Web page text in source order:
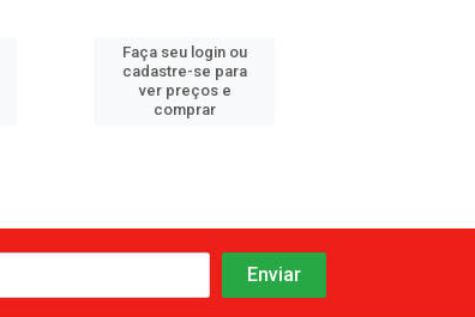
Faça seu login ou
cadastre-se para
ver preços e
comprar